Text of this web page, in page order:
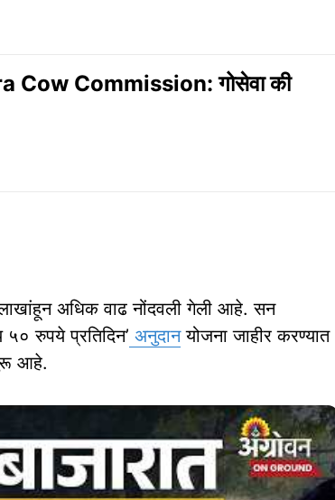
Cow Commission: गोसेवा की
अधिक वाढ नोंदवली गेली आहे. सन
५० रुपये प्रतिदिन’ अनुदानयोजना जाहीर करण्यात
आहे.